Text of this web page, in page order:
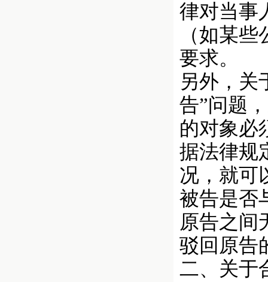
律对当事
（如某
要求。
另外，关
告”问题
的对象必
据法律规
况，就可
被告是否
原告之间
驳回原告
二、关于